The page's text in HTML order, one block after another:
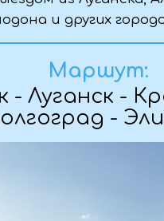
- Краснодон -
- Элиста